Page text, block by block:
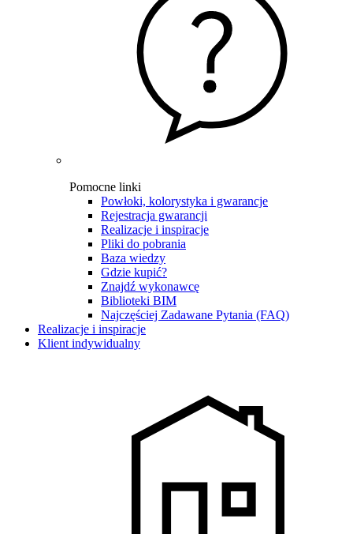
Pomocne linki
Powłoki, kolorystyka i gwarancje
Rejestracja gwarancji
Realizacje i inspiracje
Pliki do pobrania
Baza wiedzy
Gdzie kupić?
Znajdź wykonawcę
Biblioteki BIM
Najczęściej Zadawane Pytania (FAQ)
Realizacje i inspiracje
Klient indywidualny